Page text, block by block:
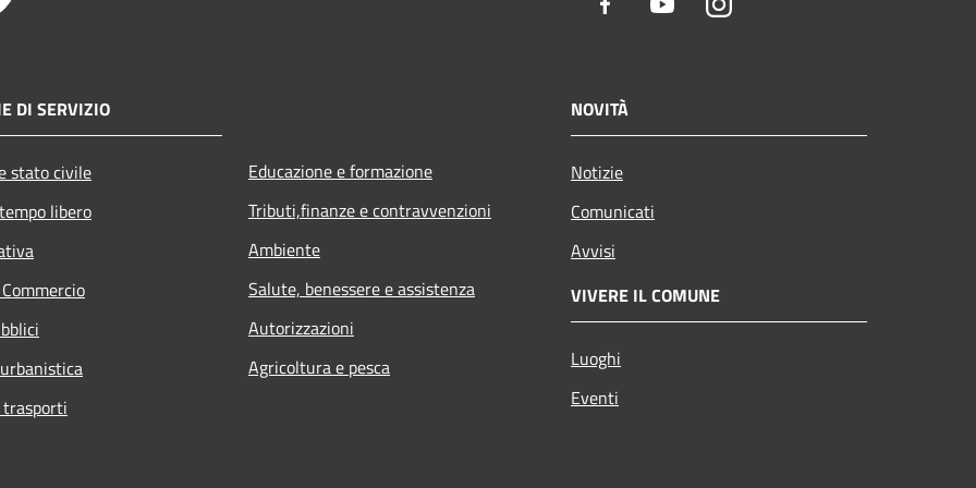
DI SERVIZIO
stato civile
libero
Educazione e formazione
Tributi,finanze e contravvenzioni
Ambiente
Salute, benessere e assistenza
Autorizzazioni
Agricoltura e pesca
NOVITÀ
Notizie
Comunicati
Avvisi
VIVERE IL COMUNE
Luoghi
Eventi